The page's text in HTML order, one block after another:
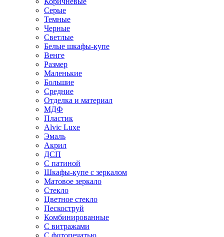
Серые
Темные
Черные
Светлые
Белые шкафы-купе
Венге
Размер
Маленькие
Большие
Средние
Отделка и материал
МДФ
Пластик
Alvic Luxe
Эмаль
Акрил
ДСП
С патиной
Шкафы-купе с зеркалом
Матовое зеркало
Стекло
Цветное стекло
Пескоструй
Комбинированные
С витражами
С фотопечатью